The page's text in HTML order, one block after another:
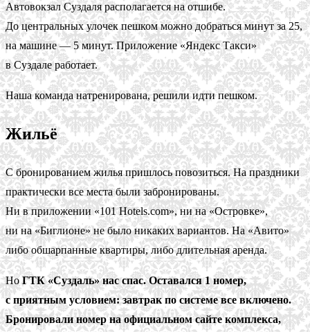
Автовокзал Суздаля располагается на отшибе.
До центральных улочек пешком можно добраться минут за 25,
на машине — 5 минут. Приложение «Яндекс Такси»
в Суздале работает.
Наша команда натренирована, решили идти пешком.
Жильё
С бронированием жилья пришлось повозиться. На праздники
практически все места были забронированы.
Ни в приложении «101 Hotels.com», ни на «Островке»,
ни на «Биглионе» не было никаких вариантов. На «Авито»
либо обшарпанные квартиры, либо длительная аренда.
НоГТК «Суздаль» нас спас. Оставался 1 номер,
с приятным условием: завтрак по системе все включено.
Бронировали номер на официальном сайте комплекса,